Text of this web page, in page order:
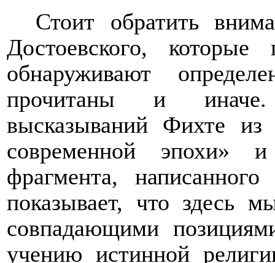
Стоит обратить
Достоевского,
обнаруживают
прочитаны и иначе.
высказываний Фихте
современной эпохи»
фрагмента,
показывает, что здесь
совпадающими
учению истинной